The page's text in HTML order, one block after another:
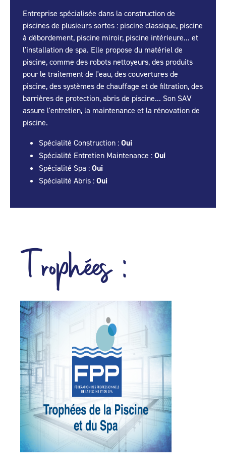
Entreprise spécialisée dans la construction de
piscines de plusieurs sortes : piscine classique, piscine
à débordement, piscine miroir, piscine intérieure... et
l'installation de spa. Elle propose du matériel de
piscine, comme des robots nettoyeurs, des produits
pour le traitement de l'eau, des couvertures de
piscine, des systèmes de chauffage et de filtration, des
barrières de protection, abris de piscine... Son SAV
assure l'entretien, la maintenance et la rénovation de
piscine.
Spécialité Construction : Oui
Spécialité Entretien Maintenance : Oui
Spécialité Spa : Oui
Spécialité Abris : Oui
Trophées :